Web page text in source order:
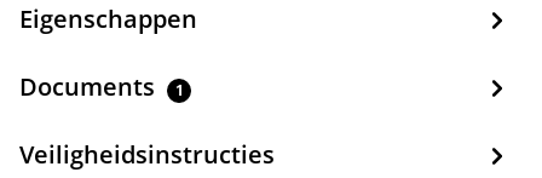
Eigenschappen
Documents 1
Veiligheidsinstructies